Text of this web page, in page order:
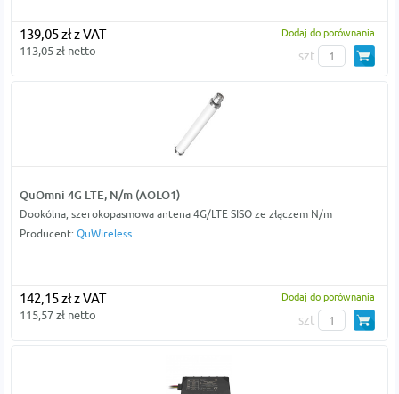
139,05 zł z VAT
113,05 zł netto
Dodaj do porównania
szt
QuOmni 4G LTE, N/m (AOLO1)
Dookólna, szerokopasmowa antena 4G/LTE SISO ze złączem N/m
Producent: QuWireless
142,15 zł z VAT
115,57 zł netto
Dodaj do porównania
szt